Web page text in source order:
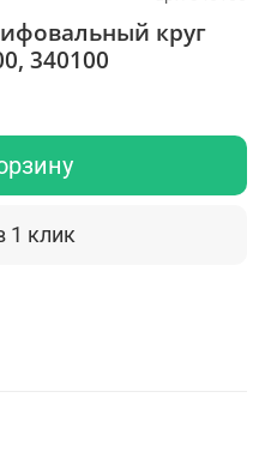
круг
340100
1 клик